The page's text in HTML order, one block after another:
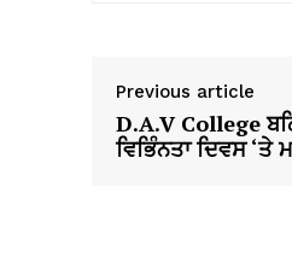
Previous article
D.A.V College
ਵਿਭਿੰਨਤਾ ਦਿਵਸ